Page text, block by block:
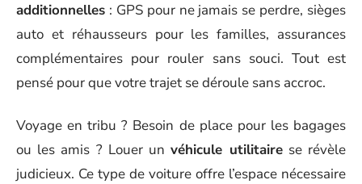
additionnelles : GPS pour ne jamais se perdre, sièges
auto et réhausseurs pour les familles, assurances
complémentaires pour rouler sans souci. Tout est
pensé pour que votre trajet se déroule sans accroc.
Voyage en tribu ? Besoin de place pour les bagages
ou les amis ? Louer unvéhicule utilitairese révèle
judicieux. Ce type de voiture offre l’espace nécessaire